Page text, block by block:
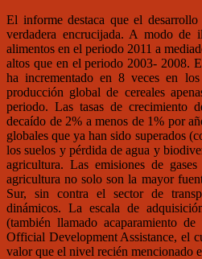
El informe destaca que el
verdadera encrucijada. A modo de
alimentos en el periodo 2011 a
altos que en el periodo 2003- 2008.
ha incrementado en 8 veces en
producción global de cereales
periodo. Las tasas de crecimiento
decaído de 2% a menos de 1% por
globales que ya han sido superados
los suelos y pérdida de agua y
agricultura. Las emisiones de
agricultura no solo son la mayor
Sur, sin contra el sector de
dinámicos. La escala de
(también llamado acaparamiento
Official Development Assistance, el
valor que el nivel recién mencionado